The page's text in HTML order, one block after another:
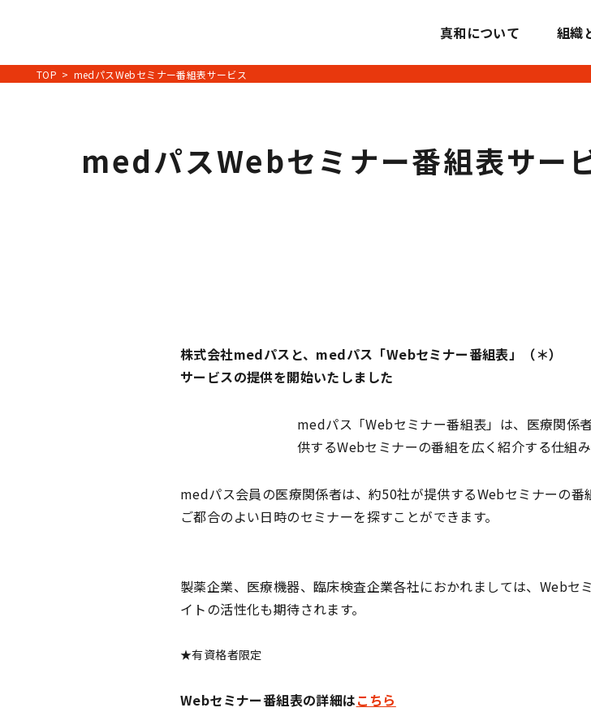
shinwa inc.
真和について 組織
TOP medパスWebセミナー番組表サービス
medパスWebセミナー番組表サー
株式会社medパスと、medパス「Webセミナー番組表」（＊）
サービスの提供を開始いたしました
medパス「Webセミナー番組表」は、医療関
供するWebセミナーの番組を広く紹介する仕組み
medパス会員の医療関係者は、約50社が提供するWebセミナーの
ご都合のよい日時のセミナーを探すことができます。
製薬企業、医療機器、臨床検査企業各社におかれましては、Web
イトの活性化も期待されます。
★有資格者限定
Webセミナー番組表の詳細はこちら